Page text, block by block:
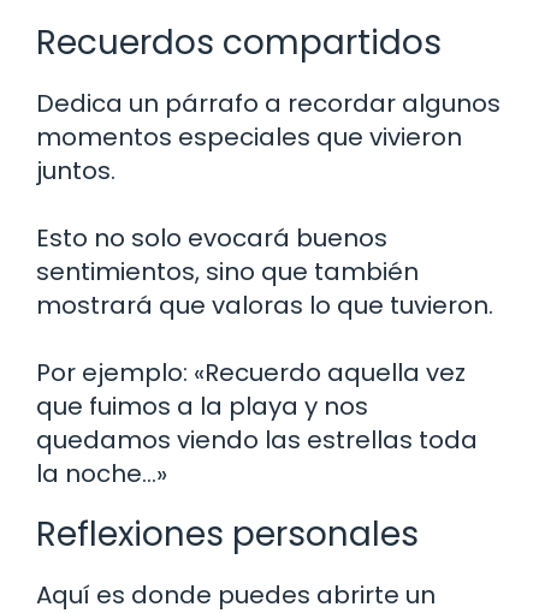
Recuerdos compartidos
Dedica un párrafo a recordar algunos
momentos especiales que vivieron
juntos.
Esto no solo evocará buenos
sentimientos, sino que también
mostrará que valoras lo que tuvieron.
Por ejemplo: «Recuerdo aquella vez
que fuimos a la playa y nos
quedamos viendo las estrellas toda
la noche…»
Reflexiones personales
Aquí es donde puedes abrirte un